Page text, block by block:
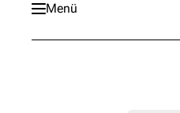
Menü